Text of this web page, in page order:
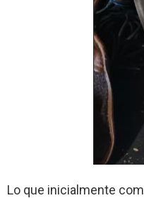
Lo que inicialmente